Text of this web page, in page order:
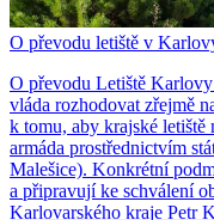
O převodu letiště v
O převodu Letiště
vláda rozhodovat zřejmě
k tomu, aby krajské letiště
armáda prostřednictvím
Malešice). Konkrétní
a připravují ke schválení
Karlovarského kraje Petr